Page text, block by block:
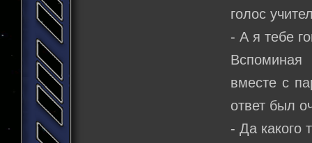
голос
- А я тебе
Вспоминая
вместе с
ответ был
- Да какого